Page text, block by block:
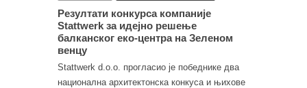
Резултати конкурса компаније
Stattwerk за идејно решење
балканског еко-центра на Зеленом
венцу
Stattwerk d.o.o. прогласио је победнике два
национална архитектонска конкуса и њихове